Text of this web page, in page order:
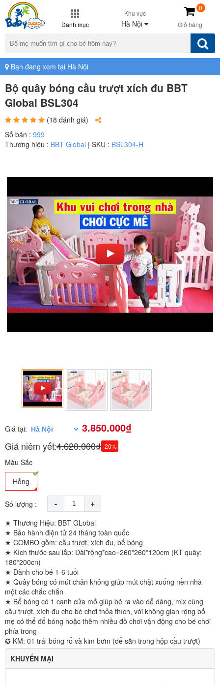
Danh mục
Khu vực
Hà Nội Giỏ hàng
0
Bạn đang xem tại Hà Nội
Bộ quây bóng cầu trượt xích đu BBT
Global BSL304
(18 đánh giá)
Số bán : 999
Thương hiệu : BBT Global | SKU : BSL304-H
Giá tại: 3.850.000₫
Giá niêm yết:4.620.000₫-20%
Màu Sắc
Hồng
Số lượng : - +
★ Thương Hiệu: BBT GLobal
★ Bảo hành điện tử 24 tháng toàn quốc
★ COMBO gồm: cầu trượt, xích đu, bể bóng
★ Kích thước sau lắp: Dài*rộng*cao=260*260*120cm (KT quây:
180*200cn)
★ Dành cho bé 1-6 tuổi
★ Quây bóng có mút chân không giúp mút chặt xuống nền nhà
một các chắc chắn
★ Bể bóng có 1 cạnh cửa mở giúp bé ra vào dễ dàng, mix cùng
cầu trượt, xích đu cho bé chơi thỏa thích, với không gian rộng bố
mẹ có thể đổ bóng hoặc thêm nhiều đồ chơi vận động cho bé chơi
phía trong
✪ KM: 01 trái bóng rổ và kim bơm (để sẵn trong hộp cầu trượt)
KHUYẾN MẠI